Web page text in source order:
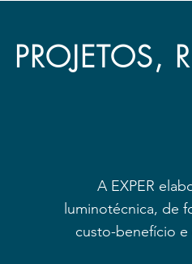
PROJETOS,
A EXPER
luminotécnica, de
custo-benefício e